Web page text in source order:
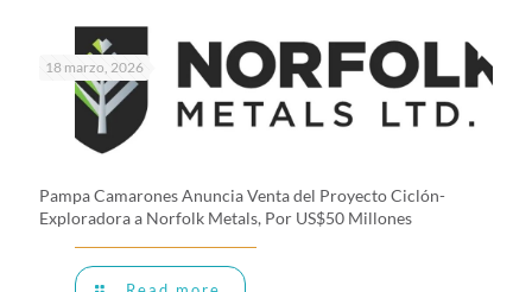
18 marzo, 2026
Pampa Camarones Anuncia Venta del Proyecto Ciclón-
Exploradora a Norfolk Metals, Por US$50 Millones